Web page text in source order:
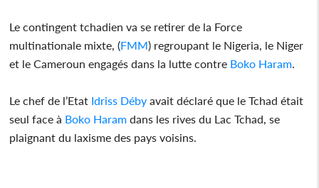
Le contingent tchadien va se retirer de la Force
multinationale mixte, (FMM) regroupant le Nigeria, le Niger
et le Cameroun engagés dans la lutte contre Boko Haram.
Le chef de l’Etat Idriss Déby avait déclaré que le Tchad était
seul face à Boko Haram dans les rives du Lac Tchad, se
plaignant du laxisme des pays voisins.